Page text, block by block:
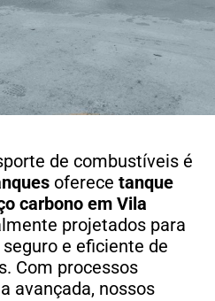
de combustíveis é
oferece tanque
carbono em Vila
projetados para
e eficiente de
Com processos
avançada, nossos